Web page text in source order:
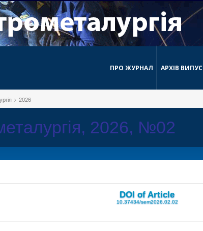
ПРО ЖУРНАЛ АРХІВ
2026
2026, №02
DOI of Article
10.37434/sem2026.02.02